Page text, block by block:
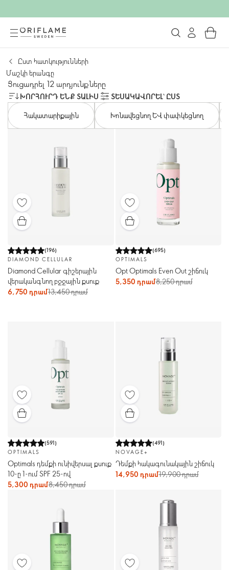
Ըստ հատկությունների
Մաշկի երանգը
Ցուցադրել 12 արդյունքները
ԽՈՐՀՈՒՐԴ ԵՆՔ ՏԱԼԻՍ
ՏԵՍԱԿԱՎՈՐԵԼ՝ ԸՍՏ
Հակատարիքային
Խոնավեցնող և փափկեցնող
(196)
DIAMOND CELLULAR
Diamond Cellular գիշերային
վերականգնող բջջային քսուք
6,750 դրամ13,450 դրամ
(695)
OPTIMALS
Opt Optimals Even Out շիճուկ
5,350 դրամ8,250 դրամ
(591)
OPTIMALS
Optimals դեմքի ունիվերսալ քսուք
10-ը 1-ում SPF 25-ով
5,300 դրամ8,450 դրամ
(491)
NOVAGE+
Դեմքի հակագունակային շիճուկ
14,950 դրամ19,900 դրամ